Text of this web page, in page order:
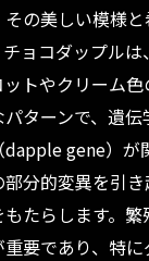
の美しい模様
ョコダップル
トやクリーム
ターンで、遺
gene）が
分的変異を引
たらします。
要であり、特